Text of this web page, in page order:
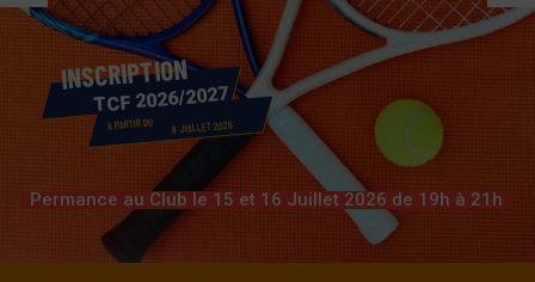
INSCRIPTION
TCF 2026/2027
A PARTIR DU 8 JUILLET 2026
Permance au Club le 15 et 16 Juillet 2026 de 19h à 21h